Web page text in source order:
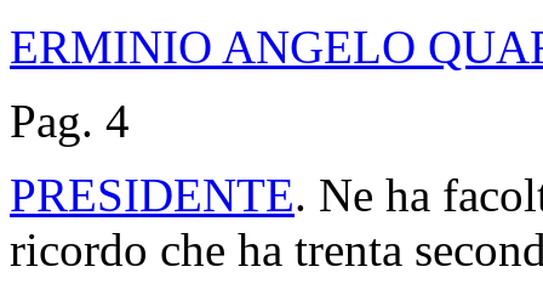
ERMINIO ANGELO
Pag. 4
PRESIDENTE. Ne ha
ricordo che ha trenta